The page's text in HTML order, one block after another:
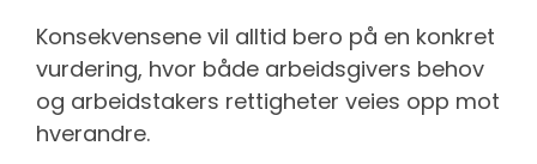
Konsekvensene vil alltid bero på en konkret
vurdering, hvor både arbeidsgivers behov
og arbeidstakers rettigheter veies opp mot
hverandre.